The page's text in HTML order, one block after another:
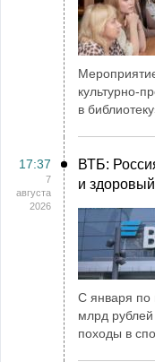
культурно-
в
17:37
7
августа
2026
ВТБ:
и
С января по
млрд
походы в